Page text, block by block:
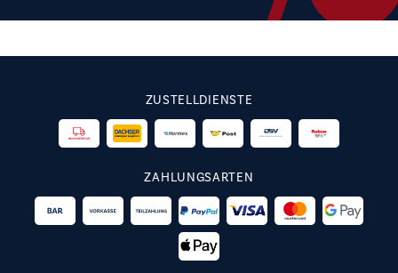
ZUSTELLDIENSTE
ZAHLUNGSARTEN